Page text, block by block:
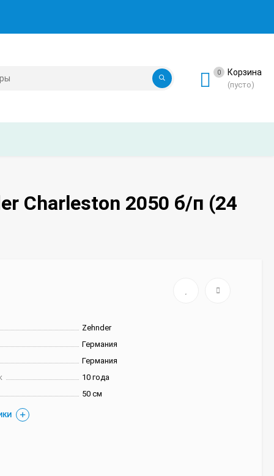
0 Корзина
(пусто)
Charleston 2050 б/п (24
Zehnder
Германия
Германия
10 года
50 см